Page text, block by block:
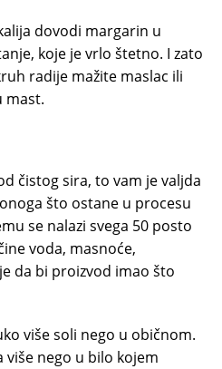
dovodi margarin u
koje je vrlo štetno. I zato
radije mažite maslac ili
mast.
čistog sira, to vam je valjda
što ostane u procesu
se nalazi svega 50 posto
voda, masnoće,
da bi proizvod imao što
više soli nego u običnom.
više nego u bilo kojem